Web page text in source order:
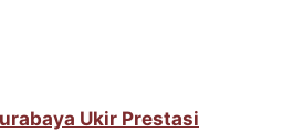
Ukir Prestasi